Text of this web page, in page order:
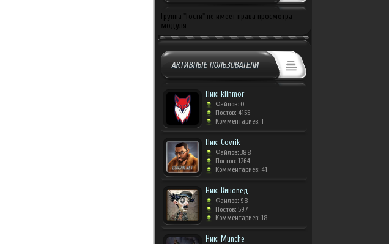
Группа "Гости" не имеет права просмотра
модуля
АКТИВНЫЕ ПОЛЬЗОВАТЕЛИ
Ник: klinmor
Файлов: 0
Постов: 4155
Комментариев: 1
Ник: Covrik
Файлов: 388
Постов: 1264
Комментариев: 41
Ник: Киновед
Файлов: 98
Постов: 597
Комментариев: 18
Ник: Munche